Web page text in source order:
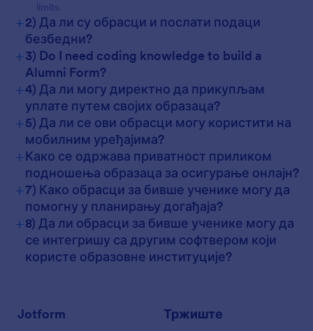
limits.
+2) Да ли су обрасци и послати подаци
безбедни?
+3) Do I need coding knowledge to build a
Alumni Form?
+4) Да ли могу директно да прикупљам
уплате путем својих образаца?
+5) Да ли се ови обрасци могу користити на
мобилним уређајима?
+Како се одржава приватност приликом
подношења образаца за осигурање онлајн?
+7) Како обрасци за бивше ученике могу да
помогну у планирању догађаја?
+8) Да ли обрасци за бивше ученике могу да
се интегришу са другим софтвером који
користе образовне институције?
Jotform Тржиште